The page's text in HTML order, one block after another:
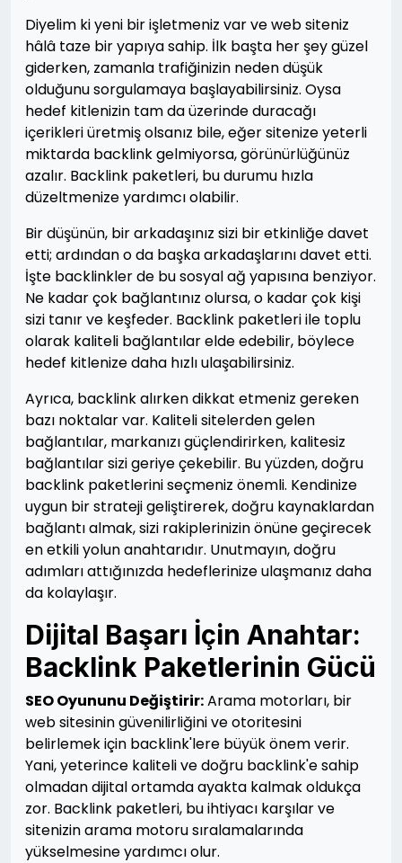
Diyelim ki yeni bir işletmeniz var ve web siteniz
hâlâ taze bir yapıya sahip. İlk başta her şey güzel
giderken, zamanla trafiğinizin neden düşük
olduğunu sorgulamaya başlayabilirsiniz. Oysa
hedef kitlenizin tam da üzerinde duracağı
içerikleri üretmiş olsanız bile, eğer sitenize yeterli
miktarda backlink gelmiyorsa, görünürlüğünüz
azalır. Backlink paketleri, bu durumu hızla
düzeltmenize yardımcı olabilir.
Bir düşünün, bir arkadaşınız sizi bir etkinliğe davet
etti; ardından o da başka arkadaşlarını davet etti.
İşte backlinkler de bu sosyal ağ yapısına benziyor.
Ne kadar çok bağlantınız olursa, o kadar çok kişi
sizi tanır ve keşfeder. Backlink paketleri ile toplu
olarak kaliteli bağlantılar elde edebilir, böylece
hedef kitlenize daha hızlı ulaşabilirsiniz.
Ayrıca, backlink alırken dikkat etmeniz gereken
bazı noktalar var. Kaliteli sitelerden gelen
bağlantılar, markanızı güçlendirirken, kalitesiz
bağlantılar sizi geriye çekebilir. Bu yüzden, doğru
backlink paketlerini seçmeniz önemli. Kendinize
uygun bir strateji geliştirerek, doğru kaynaklardan
bağlantı almak, sizi rakiplerinizin önüne geçirecek
en etkili yolun anahtarıdır. Unutmayın, doğru
adımları attığınızda hedeflerinize ulaşmanız daha
da kolaylaşır.
Dijital Başarı İçin Anahtar:
Backlink Paketlerinin Gücü
SEO Oyununu Değiştirir:Arama motorları, bir
web sitesinin güvenilirliğini ve otoritesini
belirlemek için backlink'lere büyük önem verir.
Yani, yeterince kaliteli ve doğru backlink'e sahip
olmadan dijital ortamda ayakta kalmak oldukça
zor. Backlink paketleri, bu ihtiyacı karşılar ve
sitenizin arama motoru sıralamalarında
yükselmesine yardımcı olur.